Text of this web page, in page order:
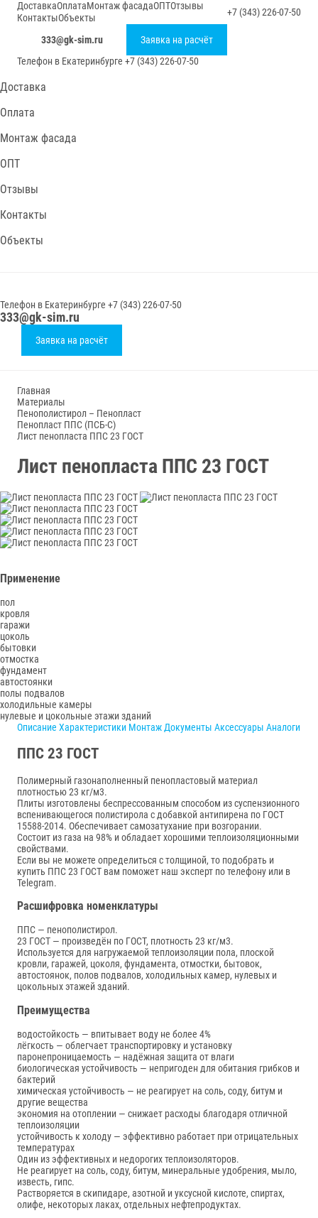
ДоставкаОплатаМонтаж фасадаОПТОтзывы
КонтактыОбъекты +7 (343) 226-07-50
333@gk-sim.ru
Заявка на расчёт
Телефон в Екатеринбурге +7 (343) 226-07-50
Доставка
Оплата
Монтаж фасада
ОПТ
Отзывы
Контакты
Объекты
Телефон в Екатеринбурге +7 (343) 226-07-50
333@gk-sim.ru
Заявка на расчёт
Главная
Материалы
Пенополистирол – Пенопласт
Пенопласт ППС (ПСБ-С)
Лист пенопласта ППС 23 ГОСТ
Лист пенопласта ППС 23 ГОСТ
Применение
пол
кровля
гаражи
цоколь
бытовки
отмостка
фундамент
автостоянки
полы подвалов
холодильные камеры
нулевые и цокольные этажи зданий
Описание Характеристики Монтаж Документы Аксессуары Аналоги
ППС 23 ГОСТ
Полимерный газонаполненный пенопластовый материал
плотностью 23 кг/м3.
Плиты изготовлены беспрессованным способом из суспензионного
вспенивающегося полистирола с добавкой антипирена по ГОСТ
15588-2014. Обеспечивает самозатухание при возгорании.
Состоит из газа на 98% и обладает хорошими теплоизоляционными
свойствами.
Если вы не можете определиться с толщиной, то подобрать и
купить ППС 23 ГОСТ вам поможет наш эксперт по телефону или в
Telegram.
Расшифровка номенклатуры
ППС — пенополистирол.
23 ГОСТ — произведён по ГОСТ, плотность 23 кг/м3.
Используется для нагружаемой теплоизоляции пола, плоской
кровли, гаражей, цоколя, фундамента, отмостки, бытовок,
автостоянок, полов подвалов, холодильных камер, нулевых и
цокольных этажей зданий.
Преимущества
водостойкость — впитывает воду не более 4%
лёгкость — облегчает транспортировку и установку
паронепроницаемость — надёжная защита от влаги
биологическая устойчивость — непригоден для обитания грибков и
бактерий
химическая устойчивость — не реагирует на соль, соду, битум и
другие вещества
экономия на отоплении — снижает расходы благодаря отличной
теплоизоляции
устойчивость к холоду — эффективно работает при отрицательных
температурах
Один из эффективных и недорогих теплоизоляторов.
Не реагирует на соль, соду, битум, минеральные удобрения, мыло,
известь, гипс.
Растворяется в скипидаре, азотной и уксусной кислоте, спиртах,
олифе, некоторых лаках, отдельных нефтепродуктах.